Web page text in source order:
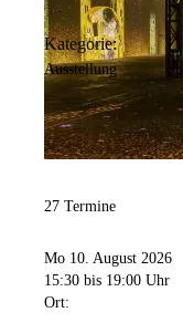
Kategorie:
Ausstellung
27 Termine
Mo 10. August 2026
15:30 bis 19:00 Uhr
Ort: